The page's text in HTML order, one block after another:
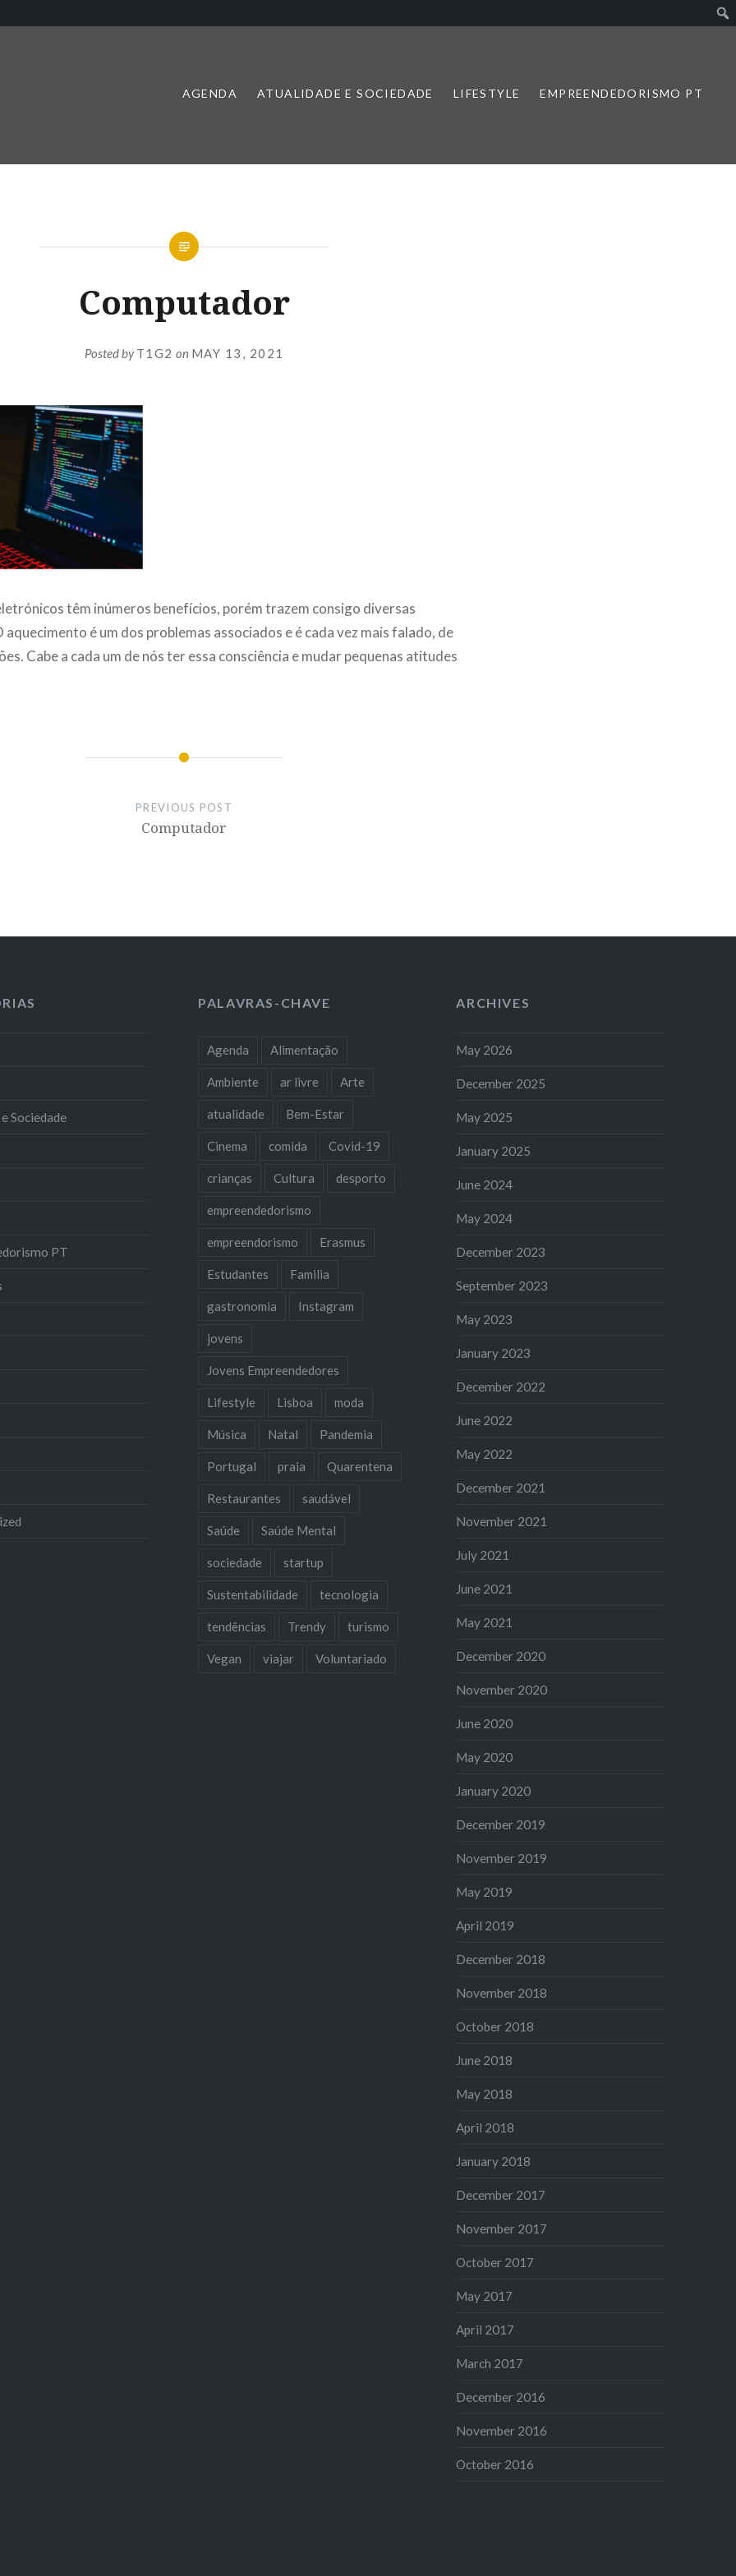
AGENDA ATUALIDADE E SOCIEDADE LIFESTYLE EMPREENDEDORISMO PT
Computador
Posted byT1G2 on MAY 13, 2021
têm inúmeros benefícios, porém trazem consigo diversas
aquecimento é um dos problemas associados e é cada vez mais falado, de
Cabe a cada um de nós ter essa consciência e mudar pequenas atitudes
PREVIOUS POST
Computador
Sociedade
PT
PALAVRAS-CHAVE
Agenda Alimentação
Ambiente ar livre Arte
atualidade Bem-Estar
Cinema comida Covid-19
crianças Cultura desporto
empreendedorismo
empreendorismo Erasmus
Estudantes Familia
gastronomia Instagram
jovens
Jovens Empreendedores
Lifestyle Lisboa moda
Música Natal Pandemia
Portugal praia Quarentena
Restaurantes saudável
Saúde Saúde Mental
sociedade startup
Sustentabilidade tecnologia
tendências Trendy turismo
Vegan viajar Voluntariado
ARCHIVES
May 2026
December 2025
May 2025
January 2025
June 2024
May 2024
December 2023
September 2023
May 2023
January 2023
December 2022
June 2022
May 2022
December 2021
November 2021
July 2021
June 2021
May 2021
December 2020
November 2020
June 2020
May 2020
January 2020
December 2019
November 2019
May 2019
April 2019
December 2018
November 2018
October 2018
June 2018
May 2018
April 2018
January 2018
December 2017
November 2017
October 2017
May 2017
April 2017
March 2017
December 2016
November 2016
October 2016